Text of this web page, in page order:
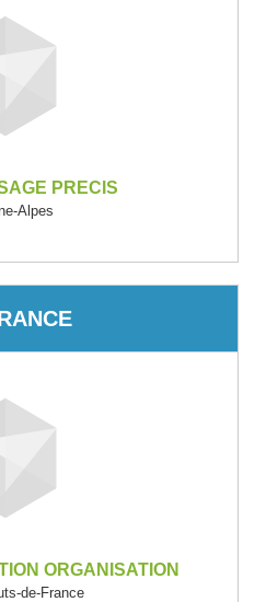
PRECIS
Alpes
ORGANISATION
de-France